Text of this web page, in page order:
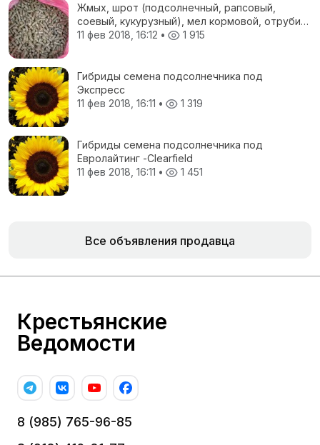
Жмых, шрот (подсолнечный, рапсовый,
соевый, кукурузный), мел кормовой, отруби
пшеничные, жом свекловичный, соя
11 фев 2018, 16:12 • 1 915
Гибриды семена подсолнечника под
Экспресс
11 фев 2018, 16:11 • 1 319
Гибриды семена подсолнечника под
Евролайтинг -Сlearfield
11 фев 2018, 16:11 • 1 451
Все объявления продавца
Крестьянские
Ведомости
8 (985) 765-96-85